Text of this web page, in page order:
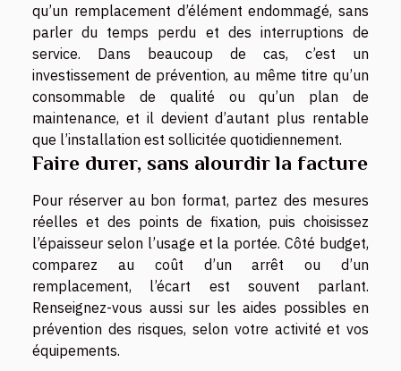
qu’un remplacement d’élément endommagé, sans
parler du temps perdu et des interruptions de
service. Dans beaucoup de cas, c’est un
investissement de prévention, au même titre qu’un
consommable de qualité ou qu’un plan de
maintenance, et il devient d’autant plus rentable
que l’installation est sollicitée quotidiennement.
Faire durer, sans alourdir la facture
Pour réserver au bon format, partez des mesures
réelles et des points de fixation, puis choisissez
l’épaisseur selon l’usage et la portée. Côté budget,
comparez au coût d’un arrêt ou d’un
remplacement, l’écart est souvent parlant.
Renseignez-vous aussi sur les aides possibles en
prévention des risques, selon votre activité et vos
équipements.